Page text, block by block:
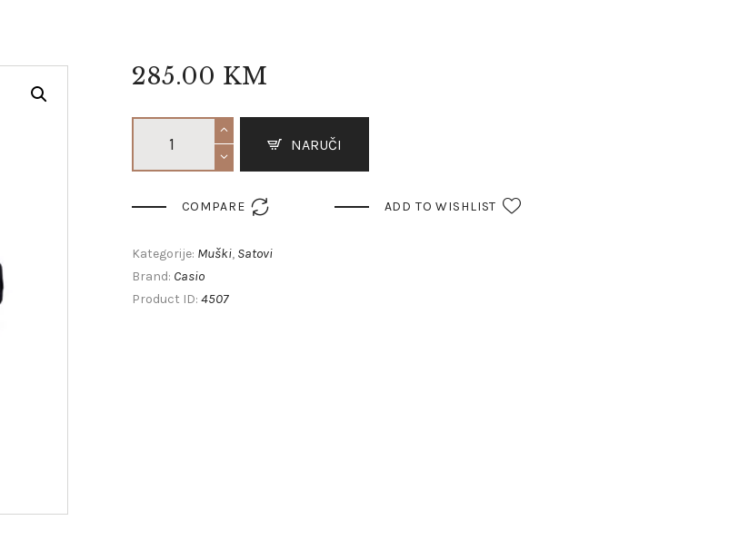
285.00 KM
NARUČI
COMPARE  ADD TO WISHLIST
Kategorije: Muški, Satovi
Brand: Casio
Product ID: 4507